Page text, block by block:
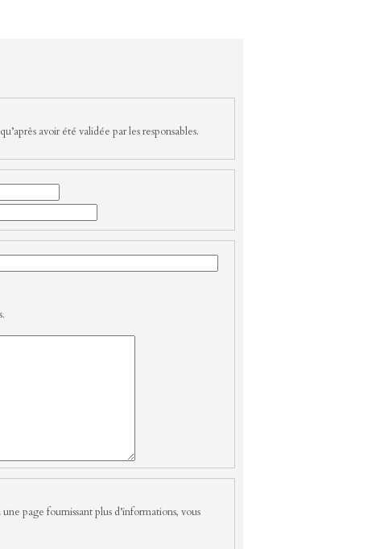
avoir été validée par les responsables.
page fournissant plus d’informations, vous